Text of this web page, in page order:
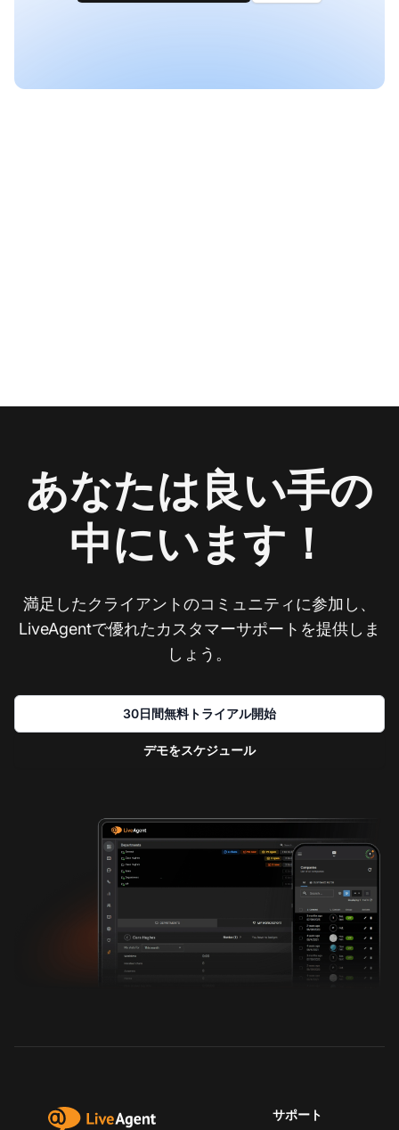
あなたは良い手の
中にいます！
満足したクライアントのコミュニティに参加し、
LiveAgentで優れたカスタマーサポートを提供しま
しょう。
30日間無料トライアル開始
デモをスケジュール
サポート